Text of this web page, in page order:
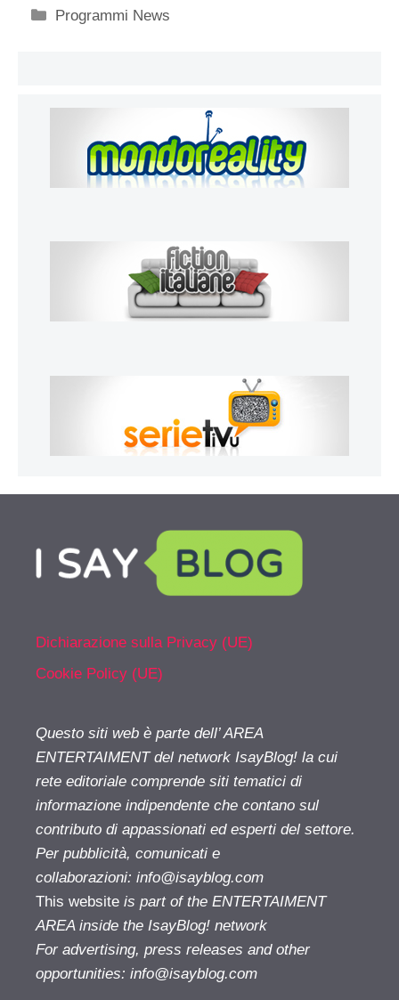
Categorie
Programmi News
Dichiarazione sulla Privacy (UE)
Cookie Policy (UE)
Questo siti web è parte dell’ AREA
ENTERTAIMENT del network IsayBlog! la cui
rete editoriale comprende siti tematici di
informazione indipendente che contano sul
contributo di appassionati ed esperti del settore.
Per pubblicità, comunicati e
collaborazioni: info@isayblog.com
This website is part of the ENTERTAIMENT
AREA inside the IsayBlog! network
For advertising, press releases and other
opportunities: info@isayblog.com